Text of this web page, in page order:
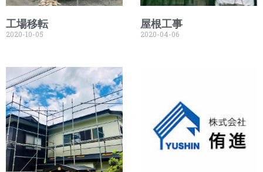
工場移転
2020-10-05
屋根工事
2020-04-06